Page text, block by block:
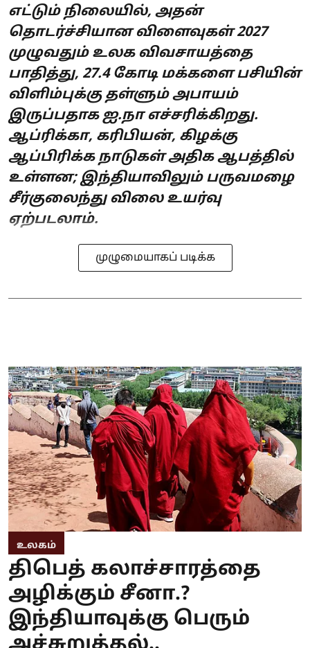
எட்டும் நிலையில், அதன்
தொடர்ச்சியான விளைவுகள் 2027
முழுவதும் உலக விவசாயத்தை
பாதித்து, 27.4 கோடி மக்களை பசியின்
விளிம்புக்கு தள்ளும் அபாயம்
இருப்பதாக ஐ.நா எச்சரிக்கிறது.
ஆப்ரிக்கா, கரிபியன், கிழக்கு
ஆப்பிரிக்க நாடுகள் அதிக ஆபத்தில்
உள்ளன; இந்தியாவிலும் பருவமழை
சீர்குலைந்து விலை உயர்வு
ஏற்படலாம்.
முழுமையாகப் படிக்க
உலகம்
திபெத் கலாச்சாரத்தை
அழிக்கும் சீனா.?
இந்தியாவுக்கு பெரும்